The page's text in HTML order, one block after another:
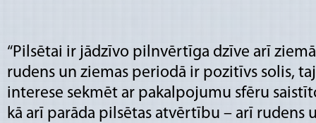
“Pilsētai ir jādzīvo pilnvērtīga dzīve arī
rudens un ziemas periodā ir pozitīvs solis,
interese sekmēt ar pakalpojumu sfēru
kā arī parāda pilsētas atvērtību – arī rudens